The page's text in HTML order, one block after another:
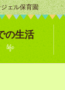
ェル保育園
の生活
life